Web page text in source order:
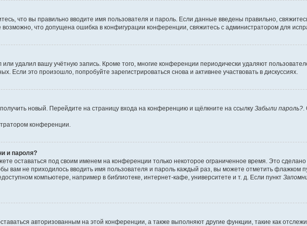
что вы правильно вводите имя пользователя и пароль. Если данные введены правильно,
что допущена ошибка в конфигурации конференции, свяжитесь с администратором для
удалил вашу учётную запись. Кроме того, многие конференции периодически удаляют
это произошло, попробуйте зарегистрироваться снова и активнее участвовать в дискуссиях.
новый. Перейдите на страницу входа на конференцию и щёлкните на ссылку Забыли пароль?.
конференции.
и пароля?
оставаться под своим именем на конференции только некоторое ограниченное время. Это сделано
вам не приходилось вводить имя пользователя и пароль каждый раз, вы можете отметить флажком
компьютере, например в библиотеке, интернет-кафе, университете и т. д. Если пункт
авторизованным на этой конференции, а также выполняют другие функции, такие как